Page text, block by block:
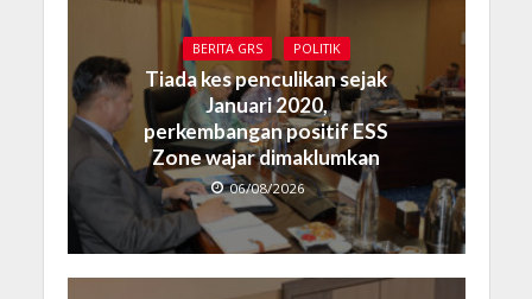
BERITA GRS POLITIK
Tiada kes penculikan sejak
Januari 2020,
perkembangan positif ESS
Zone wajar dimaklumkan
06/08/2026